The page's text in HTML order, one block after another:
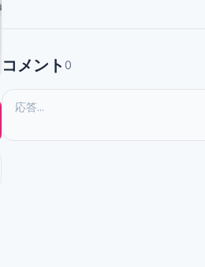
コメント 0